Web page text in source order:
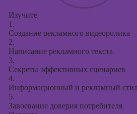
Изучите
1.
Создание рекламного видеоролика
2.
Написание рекламного текста
3.
Секреты эффективных сценариев
4.
Информационный и рекламный
5.
Завоевание доверия потребителя